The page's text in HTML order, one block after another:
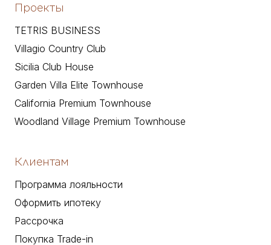
Проекты
TETRIS BUSINESS
Villagio Country Club
Sicilia Club House
Garden Villa Elite Townhouse
California Premium Townhouse
Woodland Village Premium Townhouse
Клиентам
Программа лояльности
Оформить ипотеку
Рассрочка
Покупка Trade-in